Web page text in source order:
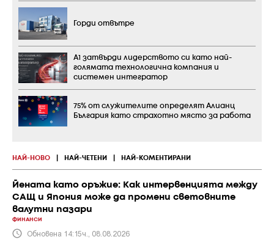
НАЙ-НОВО НАЙ-ЧЕТЕНИ НАЙ-КОМЕНТИРАНИ
Йената като оръжие: Как интервенцията между
САЩ и Япония може да промени световните
валутни пазари
ФИНАНСИ
Обновена 14:15ч., 08.08.2026
Горди отвътре
А1 затвърди лидерството си като най-
голямата технологична компания и
системен интегратор
75% от служителите определят Алианц
България като страхотно място за работа